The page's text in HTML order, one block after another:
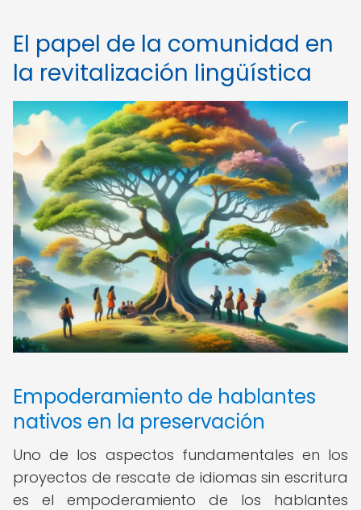
El papel de la comunidad en
la revitalización lingüística
Empoderamiento de hablantes
nativos en la preservación
Uno de los aspectos fundamentales en los
proyectos de rescate de idiomas sin escritura
es el empoderamiento de los hablantes